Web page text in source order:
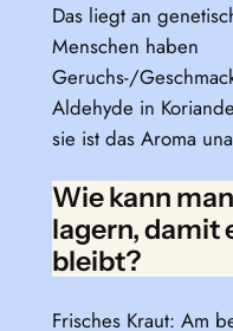
Das liegt an
Menschen haben
Geruchs-/
Aldehyde in
sie ist das Aroma
Wie kann
lagern, damit
bleibt?
Frisches Kraut: Am